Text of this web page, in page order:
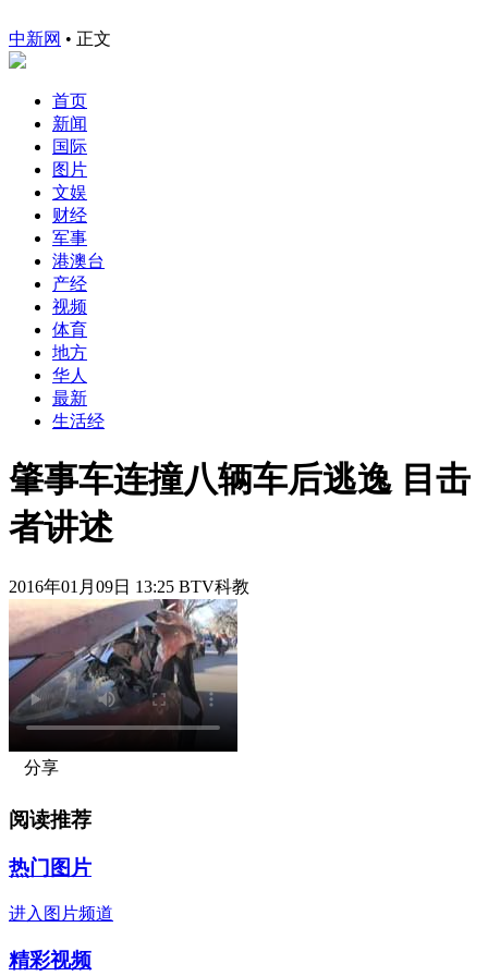
中新网 • 正文
首页
新闻
国际
图片
文娱
财经
军事
港澳台
产经
视频
体育
地方
华人
最新
生活经
肇事车连撞八辆车后逃逸 目击
者讲述
2016年01月09日 13:25 BTV科教
分享
阅读推荐
热门图片
进入图片频道
精彩视频